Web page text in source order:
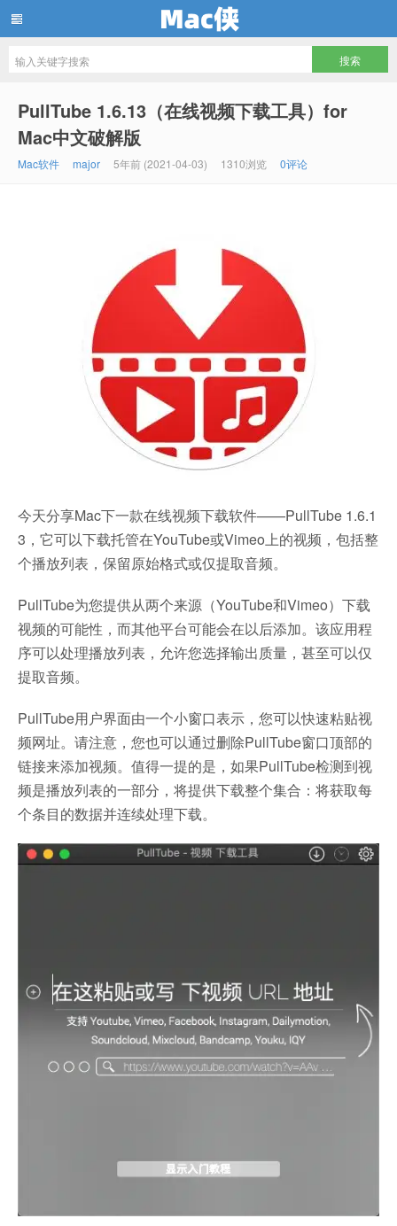
PullTube 1.6.13（在线视频下载工具）for
Mac中文破解版
Mac软件 major 5年前 (2021-04-03) 1310浏览 0评论
今天分享Mac下一款在线视频下载软件——PullTube 1.6.1
3，它可以下载托管在YouTube或Vimeo上的视频，包括整
个播放列表，保留原始格式或仅提取音频。
PullTube为您提供从两个来源（YouTube和Vimeo）下载
视频的可能性，而其他平台可能会在以后添加。该应用程
序可以处理播放列表，允许您选择输出质量，甚至可以仅
提取音频。
PullTube用户界面由一个小窗口表示，您可以快速粘贴视
频网址。请注意，您也可以通过删除PullTube窗口顶部的
链接来添加视频。值得一提的是，如果PullTube检测到视
频是播放列表的一部分，将提供下载整个集合：将获取每
个条目的数据并连续处理下载。